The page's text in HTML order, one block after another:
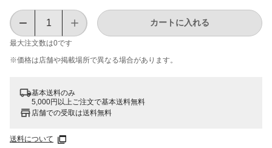
最大注文数は0です
カートに入れる
※価格は​店舗や​掲載場所で​異なる​場合が​あります。
基本送料のみ
5,000円以上ご注文で基本送料無料
店舗での受取は送料無料
送料について